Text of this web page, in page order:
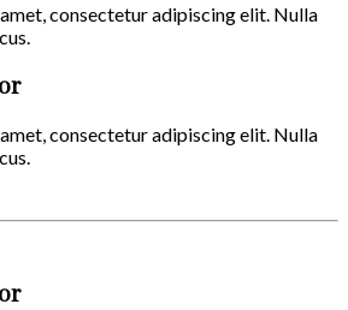
consectetur adipiscing elit. Nulla
consectetur adipiscing elit. Nulla